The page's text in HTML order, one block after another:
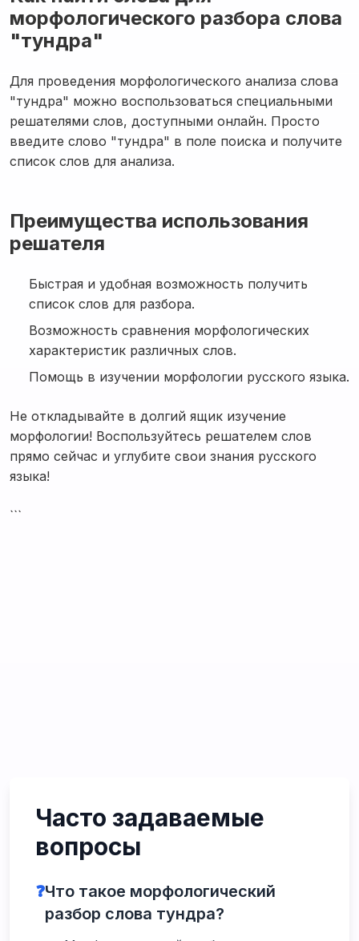
морфологического разбора слова
"тундра"
Для проведения морфологического анализа слова
"тундра" можно воспользоваться специальными
решателями слов, доступными онлайн. Просто
введите слово "тундра" в поле поиска и получите
список слов для анализа.
Преимущества использования
решателя
Быстрая и удобная возможность получить
список слов для разбора.
Возможность сравнения морфологических
характеристик различных слов.
Помощь в изучении морфологии русского языка.
Не откладывайте в долгий ящик изучение
морфологии! Воспользуйтесь решателем слов
прямо сейчас и углубите свои знания русского
языка!
```
Часто задаваемые
вопросы
❓Что такое морфологический
разбор слова тундра?